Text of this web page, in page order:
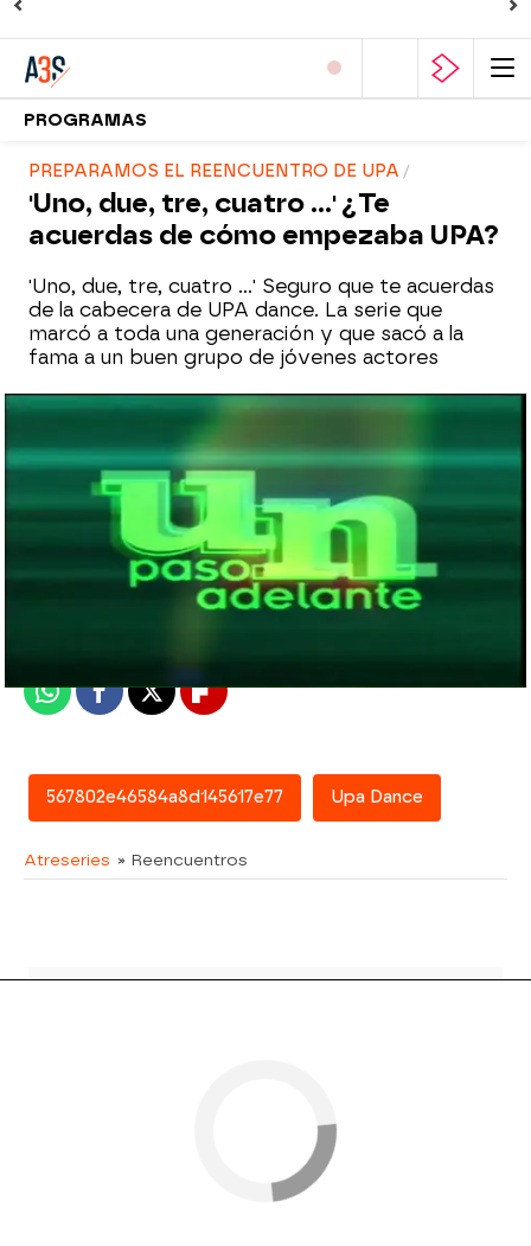
PROGRAMAS
PREPARAMOS EL REENCUENTRO DE UPA
'Uno, due, tre, cuatro ...' ¿Te
acuerdas de cómo empezaba UPA?
'Uno, due, tre, cuatro ...' Seguro que te acuerdas
de la cabecera de UPA dance. La serie que
marcó a toda una generación y que sacó a la
fama a un buen grupo de jóvenes actores
atreseries
Madrid
WhatsappFacebook
X Flipboard
567802e46584a8d145617e77 Upa Dance
Atreseries » Reencuentros